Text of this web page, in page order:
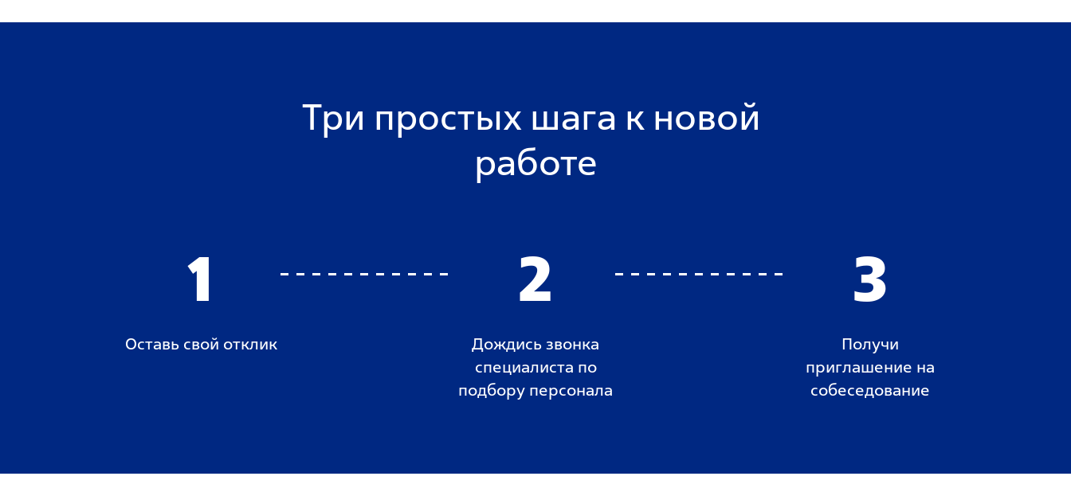
Три простых шага к новой
работе
1
Оставь свой отклик
2
Дождись звонка
специалиста по
подбору персонала
3
Получи
приглашение на
собеседование